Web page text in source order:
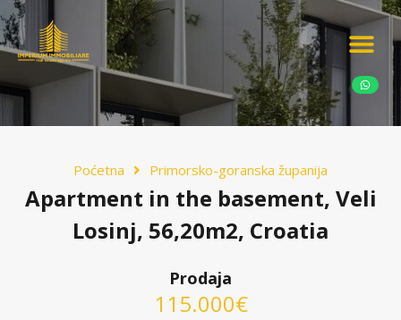
Poćetna Primorsko-goranska županija
Apartment in the basement, Veli
Losinj, 56,20m2, Croatia
Prodaja
115.000€